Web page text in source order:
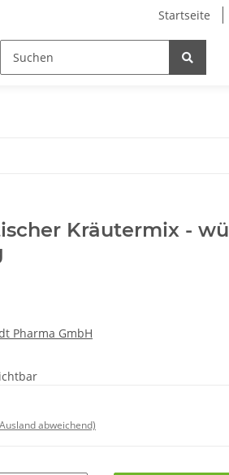
Startseite
Kräutermix -
Pharma GmbH
abweichend)